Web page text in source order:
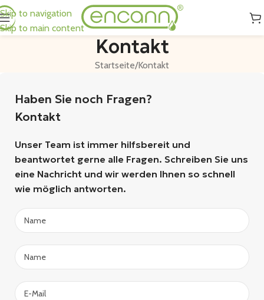
Skip to navigation
Skip to main content
Kontakt
Startseite Kontakt
Haben Sie noch Fragen?
Kontakt
Unser Team ist immer hilfsbereit und
beantwortet gerne alle Fragen. Schreiben Sie uns
eine Nachricht und wir werden Ihnen so schnell
wie möglich antworten.